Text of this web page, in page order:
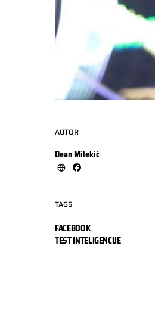
AUTOR
Dean Milekić
TAGS
FACEBOOK,
TEST INTELIGENCIJE